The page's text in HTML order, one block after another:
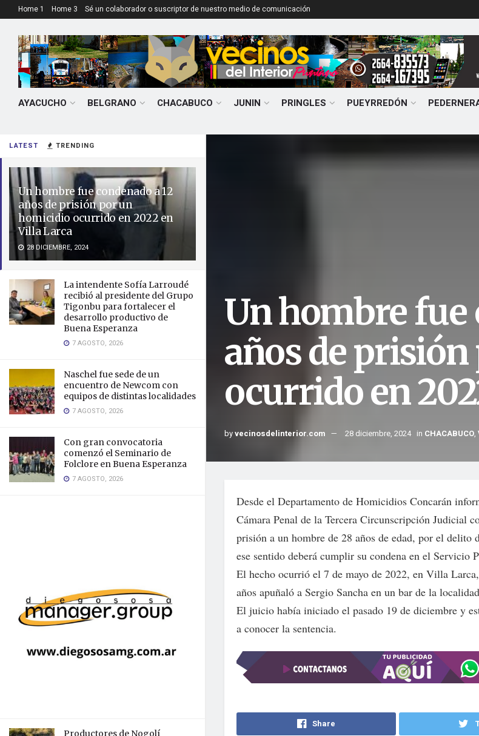
LATEST TRENDING
Un hombre fue condenado a 12
años de prisión por un
homicidio ocurrido en 2022 en
Villa Larca
28 DICIEMBRE, 2024
La intendente Sofía Larroudé
recibió al presidente del Grupo
Tigonbu para fortalecer el
desarrollo productivo de
Buena Esperanza
7 AGOSTO, 2026
Naschel fue sede de un
encuentro de Newcom con
equipos de distintas localidades
7 AGOSTO, 2026
Con gran convocatoria
comenzó el Seminario de
Folclore en Buena Esperanza
7 AGOSTO, 2026
Productores de Nogolí
Home 1 Home 3 Sé un colaborador o suscriptor de nuestro medio de comunicación
AYACUCHO BELGRANO CHACABUCO JUNIN PRINGLES PUEYRREDÓN
Un hombre fue
años de
ocurrido en
byvecinosdelinterior.com 28 diciembre, 2024 in CHACABUCO,
Desde el Departamento de Homicidios Concarán
Cámara Penal de la Tercera Circunscripción Judicial
prisión a un hombre de 28 años de edad, por el
ese sentido deberá cumplir su condena en el Servicio
El hecho ocurrió el 7 de mayo de 2022, en Villa
años apuñaló a Sergio Sancha en un bar de la
El juicio había iniciado el pasado 19 de diciembre y
a conocer la sentencia.
Share